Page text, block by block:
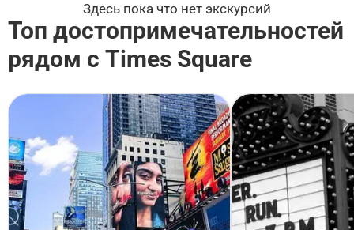
Здесь пока что нет экскурсий
Топ достопримечательностей
рядом с Times Square